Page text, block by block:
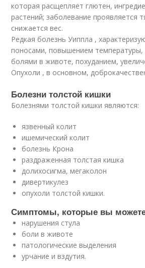
которая расщепляет глютен,
растений; заболевание проявляется
снижается вес.
Редкая болезнь Уиппла ,
поносами, повышением температуры,
болями в животе, похуданием,
Опухоли , в основном,
Болезни толстой кишки
Болезнями толстой кишки являются:
язвенный колит
ишемический колит
болезнь Крона
раздраженная толстая кишка
долихосигма, мегаколон
дивертикулез
опухоли толстой кишки.
Симптомы, которые вы можете
нарушения стула
боли в животе
патологические выделения
урчание и вздутия.